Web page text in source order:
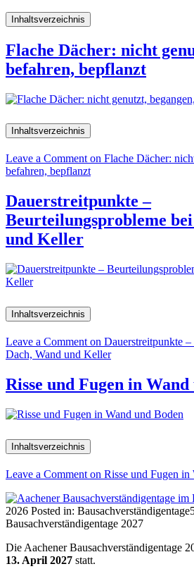
Inhaltsverzeichnis
Flache Dächer: nicht
befahren, bepflanzt
Inhaltsverzeichnis
Leave a Comment on Flache Dächer:
befahren, bepflanzt
Dauerstreitpunkte –
Beurteilungsprobleme
und Keller
Inhaltsverzeichnis
Leave a Comment on Dauerstreitpunkte
Dach, Wand und Keller
Risse und Fugen in Wand
Inhaltsverzeichnis
Leave a Comment on Risse und Fugen in
2026 Posted in: Bausachverständigentage
Bausachverständigentage 2027
Die Aachener Bausachverständigentage
13. April 2027 statt.